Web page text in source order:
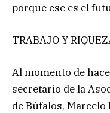
porque ese es el
TRABAJO Y
Al momento de
secretario de la
de Búfalos,